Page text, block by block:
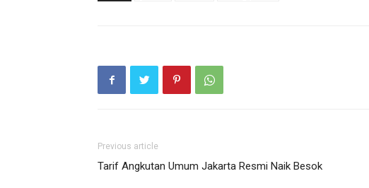
Previous article
Tarif Angkutan Umum Jakarta Resmi Naik Besok